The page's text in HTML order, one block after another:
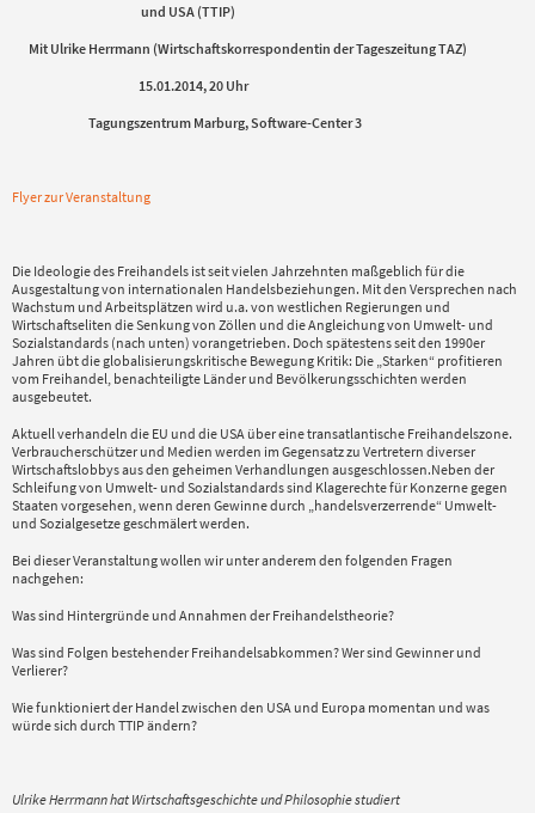
und USA (TTIP)
Mit Ulrike Herrmann (Wirtschaftskorrespondentin der Tageszeitung TAZ)
15.01.2014, 20 Uhr
Tagungszentrum Marburg, Software-Center 3
Flyer zur Veranstaltung
Die Ideologie des Freihandels ist seit vielen Jahrzehnten maßgeblich für die
Ausgestaltung von internationalen Handelsbeziehungen. Mit den Versprechen nach
Wachstum und Arbeitsplätzen wird u.a. von westlichen Regierungen und
Wirtschaftseliten die Senkung von Zöllen und die Angleichung von Umwelt- und
Sozialstandards (nach unten) vorangetrieben. Doch spätestens seit den 1990er
Jahren übt die globalisierungskritische Bewegung Kritik: Die „Starken“ profitieren
vom Freihandel, benachteiligte Länder und Bevölkerungsschichten werden
ausgebeutet.
Aktuell verhandeln die EU und die USA über eine transatlantische Freihandelszone.
Verbraucherschützer und Medien werden im Gegensatz zu Vertretern diverser
Wirtschaftslobbys aus den geheimen Verhandlungen ausgeschlossen.Neben der
Schleifung von Umwelt- und Sozialstandards sind Klagerechte für Konzerne gegen
Staaten vorgesehen, wenn deren Gewinne durch „handelsverzerrende“ Umwelt-
und Sozialgesetze geschmälert werden.
Bei dieser Veranstaltung wollen wir unter anderem den folgenden Fragen
nachgehen:
Was sind Hintergründe und Annahmen der Freihandelstheorie?
Was sind Folgen bestehender Freihandelsabkommen? Wer sind Gewinner und
Verlierer?
Wie funktioniert der Handel zwischen den USA und Europa momentan und was
würde sich durch TTIP ändern?
Ulrike Herrmann hat Wirtschaftsgeschichte und Philosophie studiert